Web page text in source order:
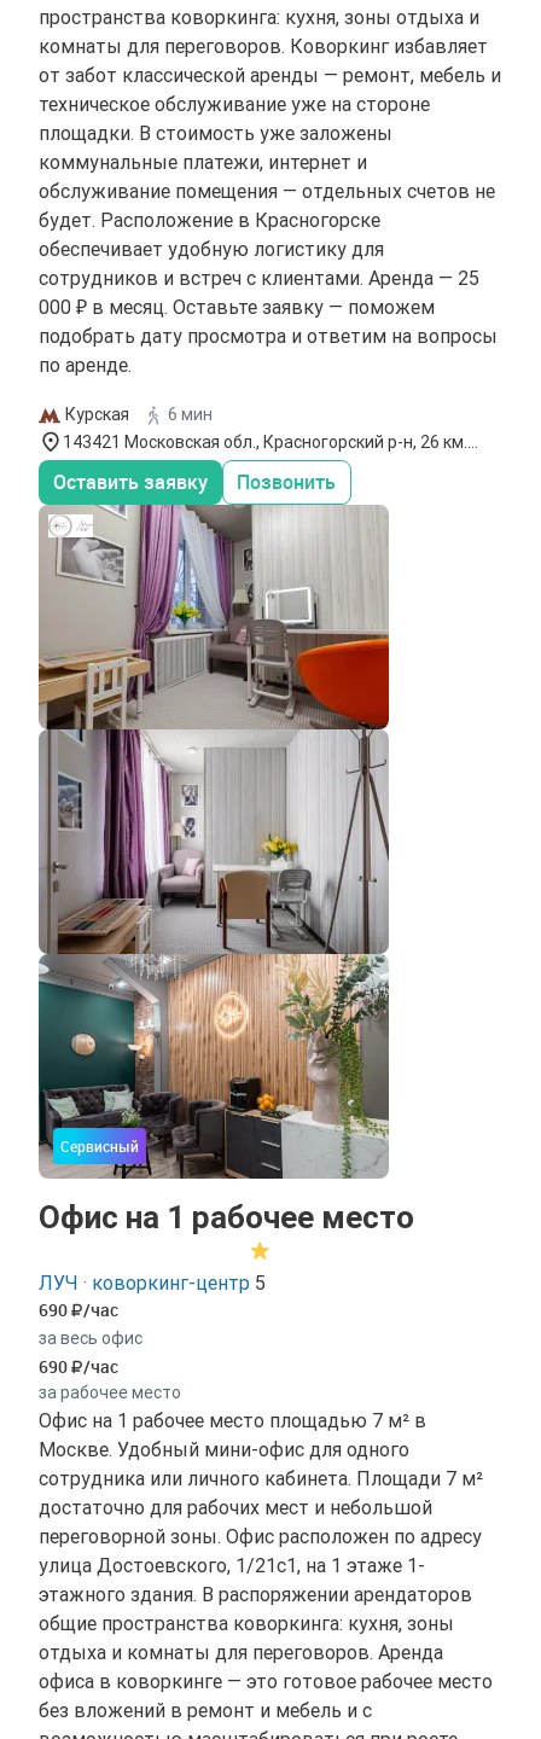
пространства коворкинга: кухня, зоны отдыха и
комнаты для переговоров. Коворкинг избавляет
от забот классической аренды — ремонт, мебель и
техническое обслуживание уже на стороне
площадки. В стоимость уже заложены
коммунальные платежи, интернет и
обслуживание помещения — отдельных счетов не
будет. Расположение в Красногорске
обеспечивает удобную логистику для
сотрудников и встреч с клиентами. Аренда — 25
000 ₽ в месяц. Оставьте заявку — поможем
подобрать дату просмотра и ответим на вопросы
по аренде.
Курская
6 мин
143421 Московская обл., Красногорский р-н, 26 км.
автодороги «Балтия», бизнес-центр «Рига Ленд»,
строение 6
Оставить заявку Позвонить
Сервисный
Офис на 1 рабочее место
ЛУЧ · коворкинг-центр 5
690 /час
за весь офис
690 /час
за рабочее место
Офис на 1 рабочее место площадью 7 м² в
Москве. Удобный мини-офис для одного
сотрудника или личного кабинета. Площади 7 м²
достаточно для рабочих мест и небольшой
переговорной зоны. Офис расположен по адресу
улица Достоевского, 1/21с1, на 1 этаже 1-
этажного здания. В распоряжении арендаторов
общие пространства коворкинга: кухня, зоны
отдыха и комнаты для переговоров. Аренда
офиса в коворкинге — это готовое рабочее место
без вложений в ремонт и мебель и с